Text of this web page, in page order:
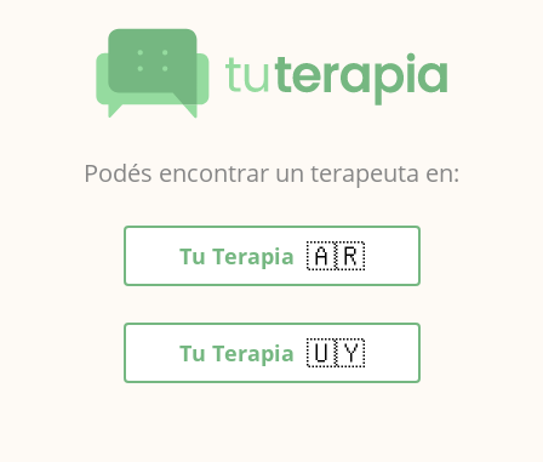
Podés encontrar un terapeuta en:
Tu Terapia 🇦🇷
Tu Terapia 🇺🇾